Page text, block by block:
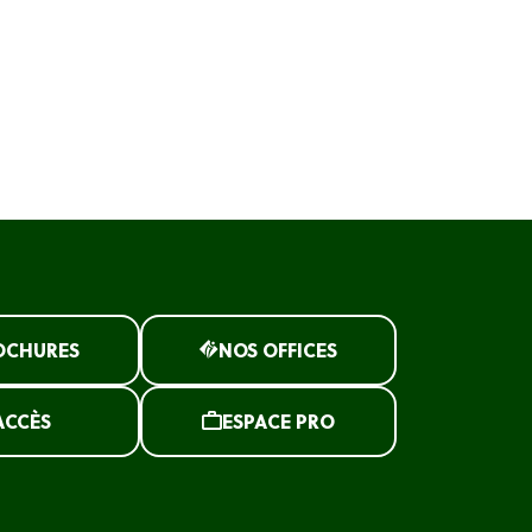
NOS OFFICES
ESPACE PRO